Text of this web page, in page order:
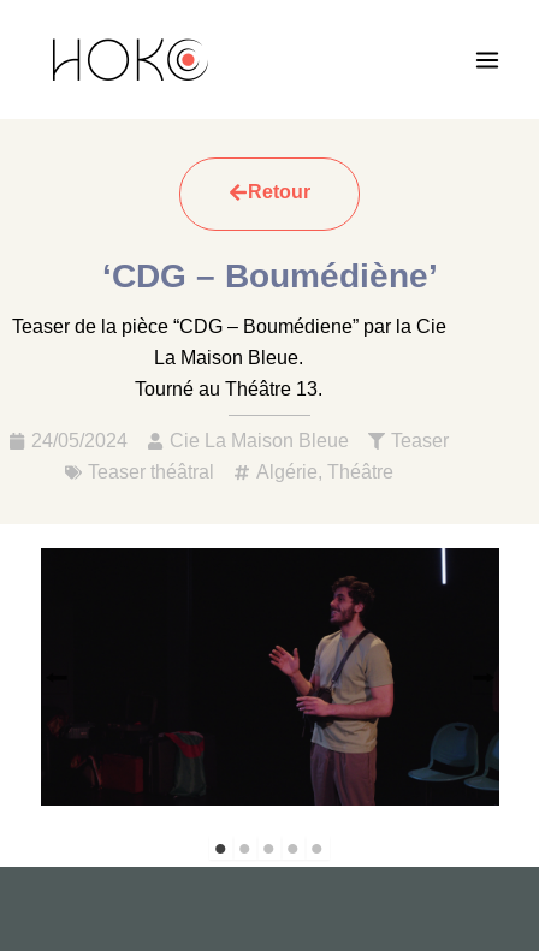
contenu
Retour
‘CDG – Boumédiène’
Teaser de la pièce “CDG – Boumédiene” par la Cie
La Maison Bleue.
Tourné au Théâtre 13.
24/05/2024 Cie La Maison Bleue
Teaser
Teaser théâtral
Algérie, Théâtre